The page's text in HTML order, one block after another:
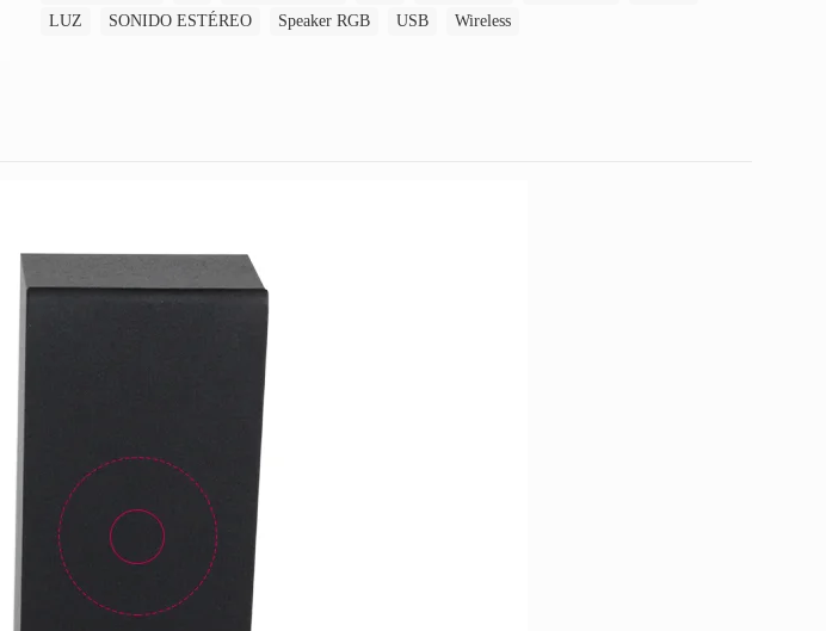
LUZ
SONIDO ESTÉREO Speaker RGB USB Wireless